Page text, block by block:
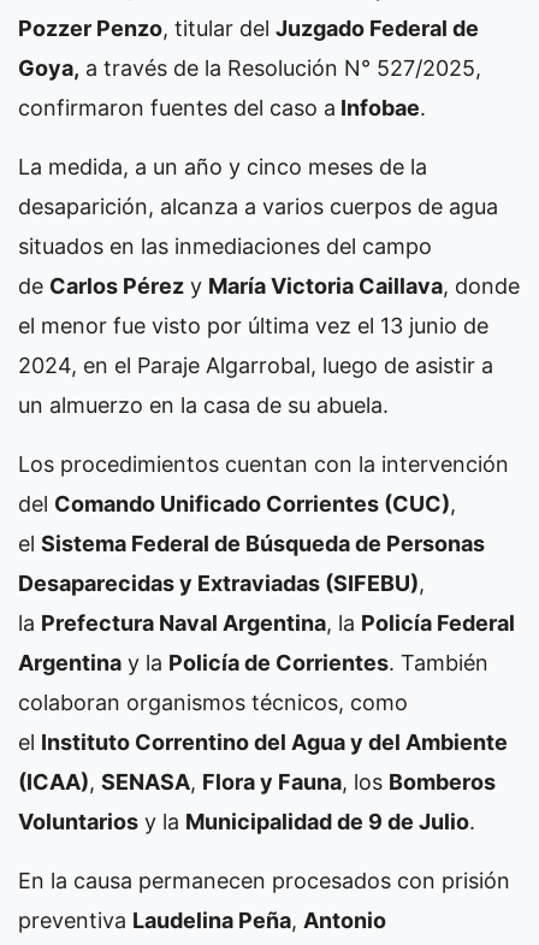
Pozzer Penzo, titular del Juzgado Federal de
Goya, a través de la Resolución N° 527/2025,
confirmaron fuentes del caso a Infobae.
La medida, a un año y cinco meses de la
desaparición, alcanza a varios cuerpos de agua
situados en las inmediaciones del campo
de Carlos Pérez y María Victoria Caillava, donde
el menor fue visto por última vez el 13 junio de
2024, en el Paraje Algarrobal, luego de asistir a
un almuerzo en la casa de su abuela.
Los procedimientos cuentan con la intervención
del Comando Unificado Corrientes (CUC),
el Sistema Federal de Búsqueda de Personas
Desaparecidas y Extraviadas (SIFEBU),
la Prefectura Naval Argentina, la Policía Federal
Argentina y la Policía de Corrientes. También
colaboran organismos técnicos, como
el Instituto Correntino del Agua y del Ambiente
(ICAA), SENASA, Flora y Fauna, los Bomberos
Voluntarios y la Municipalidad de 9 de Julio.
En la causa permanecen procesados con prisión
preventiva Laudelina Peña, Antonio